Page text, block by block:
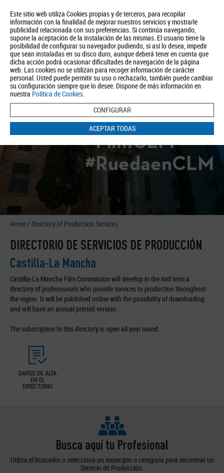
Este sitio web utiliza Cookies propias y de terceros, para recopilar
información con la finalidad de mejorar nuestros servicios y mostrarle
publicidad relacionada con sus preferencias. Si continúa navegando,
supone la aceptación de la instalación de las mismas. El usuario tiene la
posibilidad de configurar su navegador pudiendo, si así lo desea, impedir
que sean instaladas en su disco duro, aunque deberá tener en cuenta que
dicha acción podrá ocasionar dificultades de navegación de la página
web. Las cookies no se utilizan para recoger información de carácter
personal. Usted puede permitir su uso o rechazarlo, también puede cambiar
su configuración siempre que lo desee. Dispone de más información en
nuestra Política de Cookies.
CONFIGURAR
ACEPTAR TODAS
About us Tourism Política de Privacidad Aviso Legal Política de Cookies
BUSCAR
#FilmCLM
#RuedaenCLM
Home/ Directory of Production Services
DIRECTORIO DE SERVICIOS DE PRODUCCIÓN
Castilla-La Mancha
Castilla-La Mancha Film Commission will develop in the mid term a
directory of professionals who provide services to production throughout
the region. It will be published online with the possibility of downloading
and will have an annual printed version.
The subscription to this directory is open all year round.
DARSE DE ALTA
EN EL
DIRECTORIO
Busca aquí tu Profesional
Utiliza el buscador o selecciona un municipio o categoría para encontrar un
Servicio de Producción.